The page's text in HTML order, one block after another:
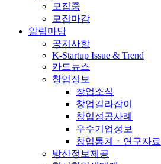
모집중
모집마감
알림마당
공지사항
K-Startup Issue & Trend
카드뉴스
창업정보
창업소식
창업길라잡이
창업성공사례
우수기업정보
창업통계ㆍ연구자료
방산정보제공